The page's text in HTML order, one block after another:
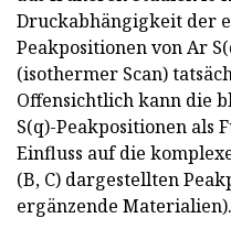
Druckabhängigkeit der
Peakpositionen von Ar
(isothermer Scan)
Offensichtlich kann die
S(q)-Peakpositionen als
Einfluss auf die
(B, C) dargestellten
ergänzende Materialien).